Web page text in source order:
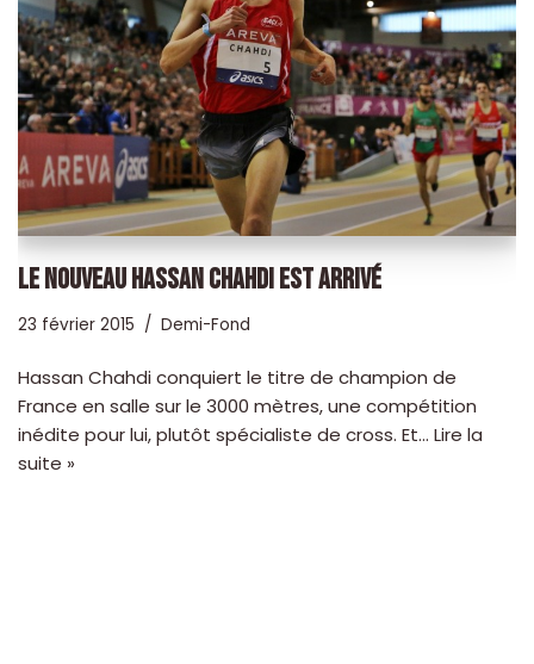
LE NOUVEAU HASSAN CHAHDI EST ARRIVÉ
23 février 2015 Demi-Fond
Hassan Chahdi conquiert le titre de champion de
France en salle sur le 3000 mètres, une compétition
inédite pour lui, plutôt spécialiste de cross. Et… Lire la
suite »